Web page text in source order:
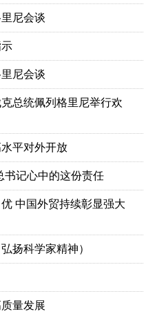
尼会谈
尼会谈
总统佩列格里尼举行欢
平对外开放
书记心中的这份责任
中国外贸持续彰显强大
扬科学家精神）
量发展